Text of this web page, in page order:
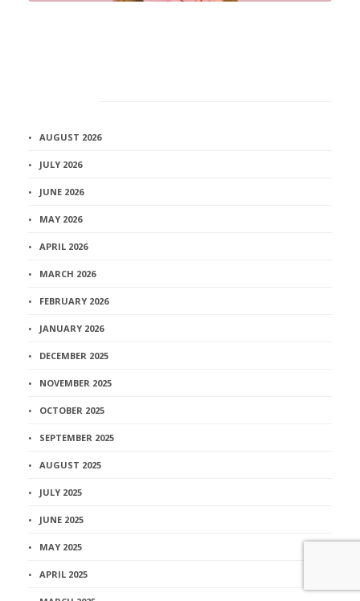
AUGUST 2026
JULY 2026
JUNE 2026
MAY 2026
APRIL 2026
MARCH 2026
FEBRUARY 2026
JANUARY 2026
DECEMBER 2025
NOVEMBER 2025
OCTOBER 2025
SEPTEMBER 2025
AUGUST 2025
JULY 2025
JUNE 2025
MAY 2025
APRIL 2025